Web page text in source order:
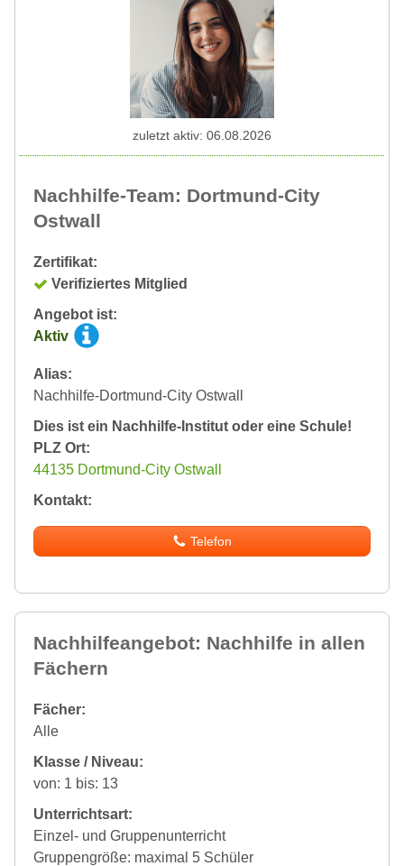
Nachhilfe-Team: Dortmund-City
Ostwall
Zertifikat:
Verifiziertes Mitglied
Angebot ist:
Aktiv
Alias:
Nachhilfe-Dortmund-City Ostwall
Dies ist ein Nachhilfe-Institut oder eine Schule!
PLZ Ort:
44135 Dortmund-City Ostwall
Kontakt:
Telefon
zuletzt aktiv: 06.08.2026
Nachhilfeangebot: Nachhilfe in allen
Fächern
Fächer:
Alle
Klasse / Niveau:
von: 1 bis: 13
Unterrichtsart:
Einzel- und Gruppenunterricht
Gruppengröße: maximal 5 Schüler